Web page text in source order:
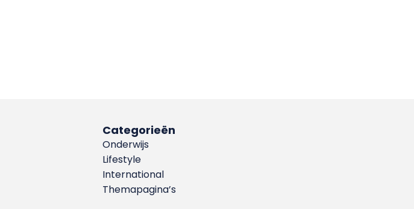
Categorieën
Onderwijs
Lifestyle
International
Themapagina’s